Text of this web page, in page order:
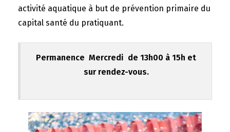
activité aquatique à but de prévention primaire du
capital santé du pratiquant.
Permanence Mercredi de 13h00 à 15h et
sur rendez-vous.